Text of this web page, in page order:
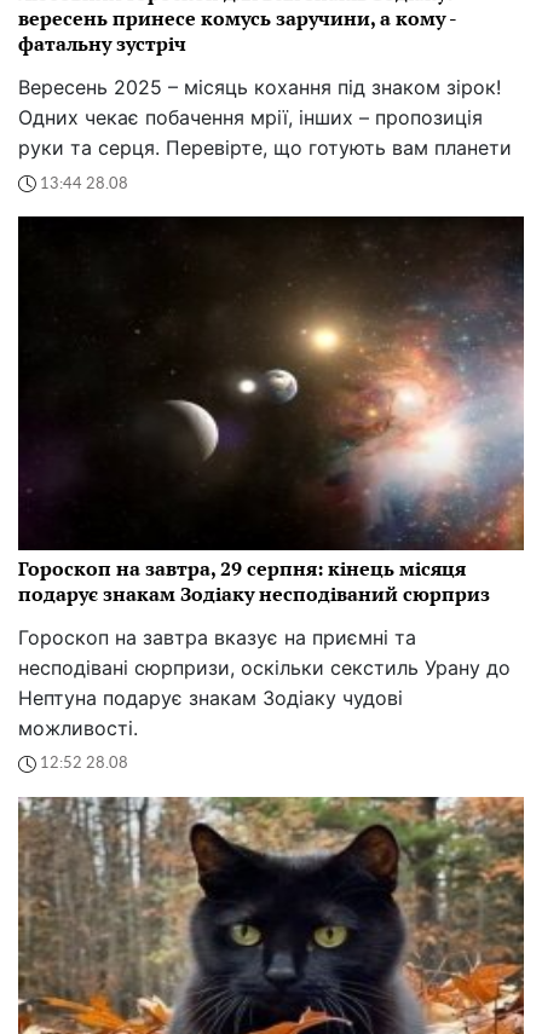
вересень принесе комусь заручини, а кому -
фатальну зустріч
Вересень 2025 – місяць кохання під знаком зірок!
Одних чекає побачення мрії, інших – пропозиція
руки та серця. Перевірте, що готують вам планети
13:44 28.08
Гороскоп на завтра, 29 серпня: кінець місяця
подарує знакам Зодіаку несподіваний сюрприз
Гороскоп на завтра вказує на приємні та
несподівані сюрпризи, оскільки секстиль Урану до
Нептуна подарує знакам Зодіаку чудові
можливості.
12:52 28.08